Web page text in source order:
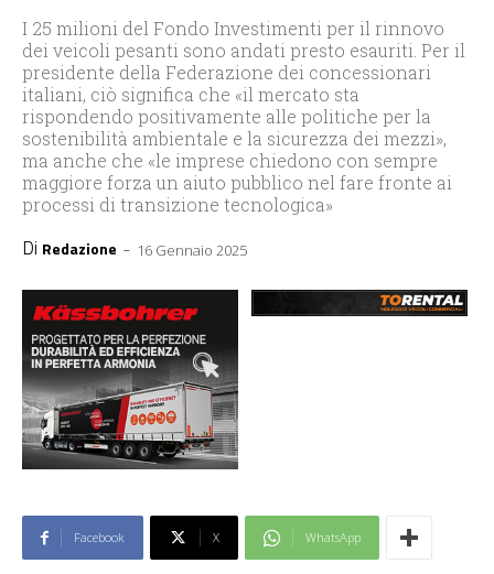
I 25 milioni del Fondo Investimenti per il rinnovo
dei veicoli pesanti sono andati presto esauriti. Per il
presidente della Federazione dei concessionari
italiani, ciò significa che «il mercato sta
rispondendo positivamente alle politiche per la
sostenibilità ambientale e la sicurezza dei mezzi»,
ma anche che «le imprese chiedono con sempre
maggiore forza un aiuto pubblico nel fare fronte ai
processi di transizione tecnologica»
Di Redazione - 16 Gennaio 2025
Facebook X WhatsApp